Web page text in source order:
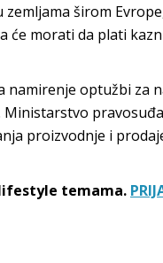
širom
će morati da plati
namirenje optužbi za
Ministarstvo
proizvodnje i
temama.